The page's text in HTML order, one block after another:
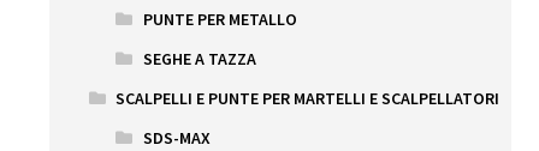
PUNTE PER METALLO
SEGHE A TAZZA
SCALPELLI E PUNTE PER MARTELLI E SCALPELLATORI
SDS-MAX